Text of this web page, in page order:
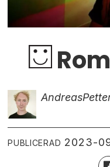
Andreas
PUBLICERAD 2023-